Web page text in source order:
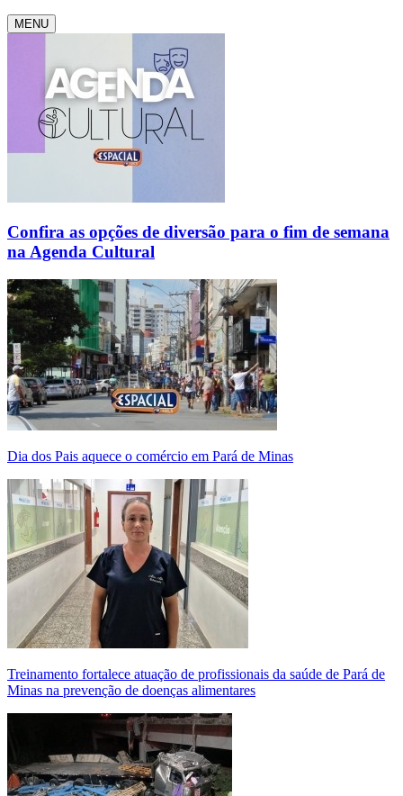
MENU
Confira as opções de diversão para o fim de semana
na Agenda Cultural
Dia dos Pais aquece o comércio em Pará de Minas
Treinamento fortalece atuação de profissionais da saúde de Pará de
Minas na prevenção de doenças alimentares